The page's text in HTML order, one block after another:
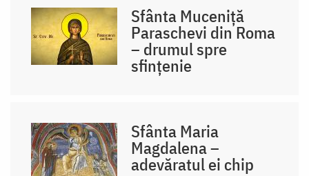
Sfânta Muceniță
Paraschevi din Roma
– drumul spre
sfințenie
Sfânta Maria
Magdalena –
adevăratul ei chip